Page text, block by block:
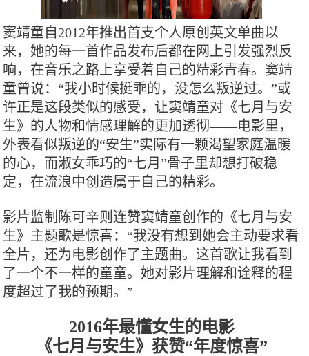
窦靖童自2012年推出首支个人原创英文单曲以
来，她的每一首作品发布后都在网上引发强烈反
响，在音乐之路上享受着自己的精彩青春。窦靖
童曾说：“我小时候挺乖的，没怎么叛逆过。”或
许正是这段类似的感受，让窦靖童对《七月与安
生》的人物和情感理解的更加透彻——电影里，
外表看似叛逆的“安生”实际有一颗渴望家庭温暖
的心，而淑女乖巧的“七月”骨子里却想打破稳
定，在流浪中创造属于自己的精彩。
影片监制陈可辛则连赞窦靖童创作的《七月与安
生》主题歌是惊喜：“我没有想到她会主动要求看
全片，还为电影创作了主题曲。这首歌让我看到
了一个不一样的童童。她对影片理解和诠释的程
度超过了我的预期。”
2016年最懂女生的电影
《七月与安生》获赞“年度惊喜”